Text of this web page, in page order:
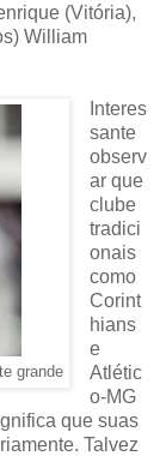
(Vitória),
William
grande
Interes
sante
observ
ar que
clube
tradici
onais
como
Corint
hians
e
Atlétic
o-MG
que suas
Talvez